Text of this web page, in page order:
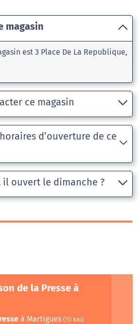
magasin
est 3 Place De La Republique,
ce magasin
d’ouverture de ce
il ouvert le dimanche ?
de la Presse à
à Martigues (10 km)